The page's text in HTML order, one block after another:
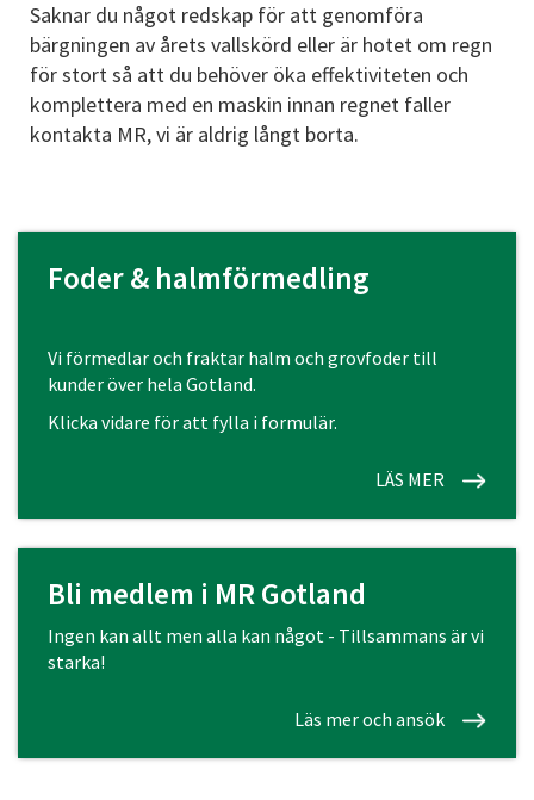
Saknar du något redskap för att genomföra
bärgningen av årets vallskörd eller är hotet om regn
för stort så att du behöver öka effektiviteten och
komplettera med en maskin innan regnet faller
kontakta MR, vi är aldrig långt borta.
Foder & halmförmedling
Vi förmedlar och fraktar halm och grovfoder till
kunder över hela Gotland.
Klicka vidare för att fylla i formulär.
LÄS MER
Bli medlem i MR Gotland
Ingen kan allt men alla kan något - Tillsammans är vi
starka!
Läs mer och ansök